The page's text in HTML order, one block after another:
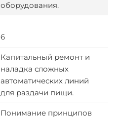
оборудования.
6
Капитальный ремонт и
наладка сложных
автоматических линий
для раздачи пищи.
Понимание принципов